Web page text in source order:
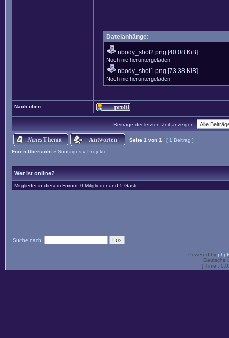
Dateianhänge:
nbody_shot2.png [40.08 KiB]
Noch nie heruntergeladen
nbody_shot1.png [73.38 KiB]
Noch nie heruntergeladen
Nach oben
Beiträge der letzten Zeit anzeigen:
Seite 1 von 1
[ 1 Beitrag ]
Foren-Übersicht » Sonstiges » Projekte
Wer ist online?
Mitglieder in diesem Forum: 0 Mitglieder und 5 Gäste
Suche nach:
Powered by
Deutsche
[ Time :